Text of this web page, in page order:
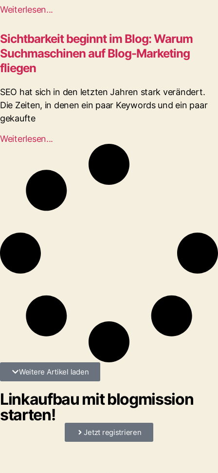
Weiterlesen...
Sichtbarkeit beginnt im Blog: Warum
Suchmaschinen auf Blog-Marketing
fliegen
SEO hat sich in den letzten Jahren stark verändert.
Die Zeiten, in denen ein paar Keywords und ein paar
gekaufte
Weiterlesen...
Weitere Artikel laden
Linkaufbau mit blogmission
starten!
Jetzt registrieren